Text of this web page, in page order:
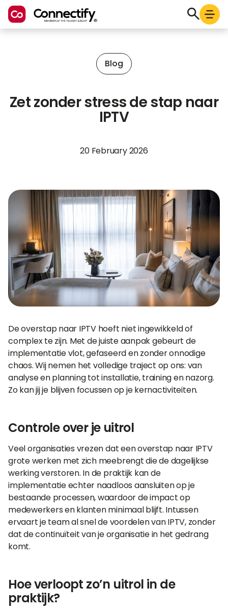
Blog
Zet zonder stress de stap naar
IPTV
20 February 2026
De overstap naar IPTV hoeft niet ingewikkeld of
complex te zijn. Met de juiste aanpak gebeurt de
implementatie vlot, gefaseerd en zonder onnodige
chaos. Wij nemen het volledige traject op ons: van
analyse en planning tot installatie, training en nazorg.
Zo kan jij je blijven focussen op je kernactiviteiten.
Controle over je uitrol
Veel organisaties vrezen dat een overstap naar IPTV
grote werken met zich meebrengt die de dagelijkse
werking verstoren. In de praktijk kan de
implementatie echter naadloos aansluiten op je
bestaande processen, waardoor de impact op
medewerkers en klanten minimaal blijft. Intussen
ervaart je team al snel de voordelen van IPTV, zonder
dat de continuïteit van je organisatie in het gedrang
komt.
Hoe verloopt zo’n uitrol in de
praktijk?